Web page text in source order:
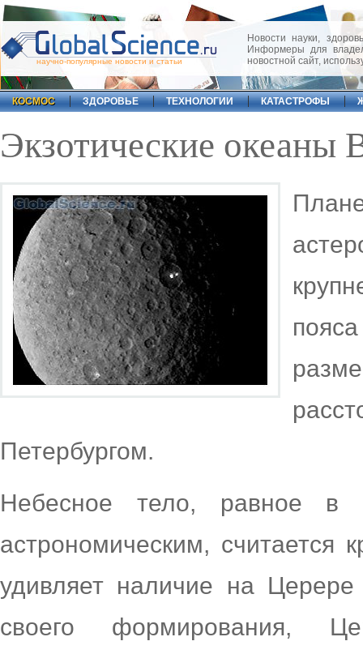
научно-популярные новости и статьи
Новости науки,
Информеры для
новостной сайт,
КОСМОС ЗДОРОВЬЕ ТЕХНОЛОГИИ КАТАСТРОФЫ
Экзотические океаны
Петербургом.
Небесное тело, равное
астрономическим,
удивляет наличие на
своего формирования,